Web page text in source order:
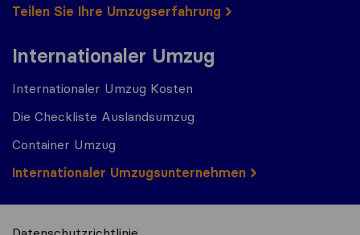
Teilen Sie Ihre Umzugserfahrung
Internationaler Umzug
Internationaler Umzug Kosten
Die Checkliste Auslandsumzug
Container Umzug
Internationaler Umzugsunternehmen